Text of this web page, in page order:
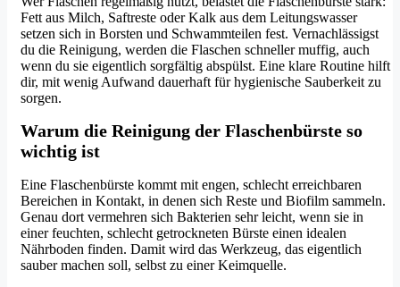
Fett aus Milch, Saftreste oder Kalk aus dem Leitungswasser
setzen sich in Borsten und Schwammteilen fest. Vernachlässigst
du die Reinigung, werden die Flaschen schneller muffig, auch
wenn du sie eigentlich sorgfältig abspülst. Eine klare Routine hilft
dir, mit wenig Aufwand dauerhaft für hygienische Sauberkeit zu
sorgen.
Warum die Reinigung der Flaschenbürste so
wichtig ist
Eine Flaschenbürste kommt mit engen, schlecht erreichbaren
Bereichen in Kontakt, in denen sich Reste und Biofilm sammeln.
Genau dort vermehren sich Bakterien sehr leicht, wenn sie in
einer feuchten, schlecht getrockneten Bürste einen idealen
Nährboden finden. Damit wird das Werkzeug, das eigentlich
sauber machen soll, selbst zu einer Keimquelle.